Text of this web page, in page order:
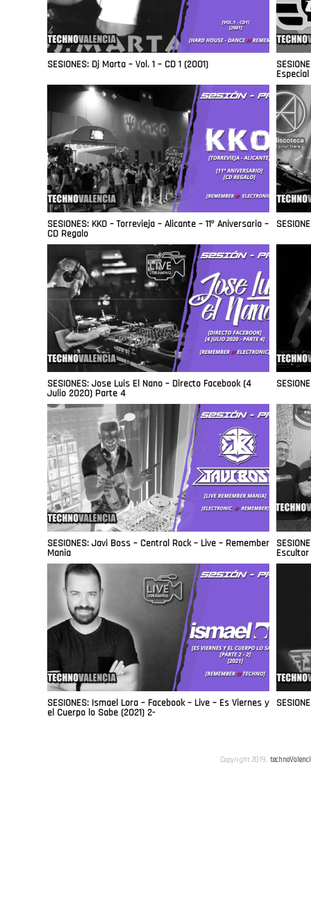
SESIONES: Dj Marta – Vol. 1 – CD 1 (2001)
SESIONES: KKO – Torrevieja – Alicante – 11º Aniversario –
CD Regalo
SESIONES: Jose Luis El Nano – Directo Facebook (4
Julio 2020) Parte 4
SESIONES: Javi Boss – Central Rock – Live – Remember
Mania Escultor
SESIONES: Ismael Lora – Facebook – Live – Es Viernes y
el Cuerpo lo Sabe (2021) 2-
Copyright 2019.